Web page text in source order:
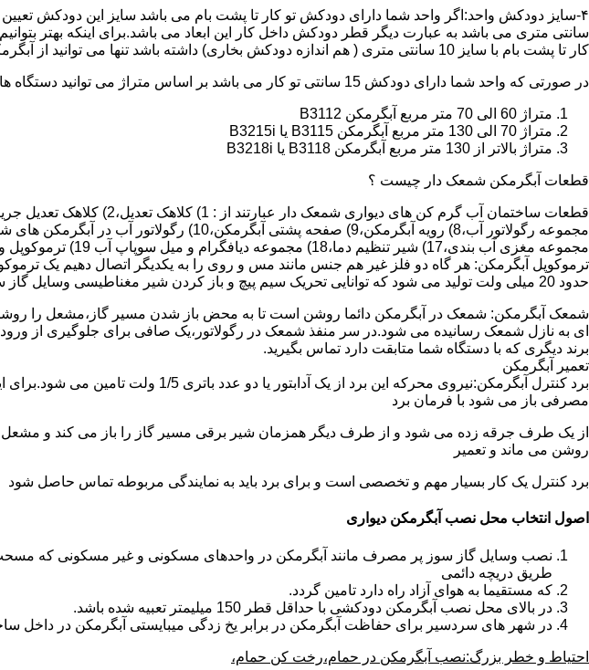
کار تا پشت بام با سایز 10 سانتی متری ( هم اندازه دودکش بخاری) داشته باشد تنها می توانید از آبگرمکن BX114 استفاده نمایید.
در صورتی که واحد شما دارای دودکش 15 سانتی تو کار می باشد بر اساس متراژ می توانید دستگاه های زیر را انتخاب نمایید:
متراژ 60 الی 70 متر مربع آبگرمکن B3112
متراژ 70 الی 130 متر مربع آبگرمکن B3115 یا B3215i
متراژ بالاتر از 130 متر مربع آبگرمکن B3118 یا B3218i
قطعات آبگرمکن شمعک دار چیست ؟
مجموعه مغزی آب بندی،17) شیر تنظیم دما،18) مجموعه دیافگرام و میل سوپاپ آب 19) ترموکوپل و … که ما برای تعمیر آبگرمکن باید به نمایندگی های مجاز همان برند تماس حاصل فرمایید.
ترموکوپل آبگرمکن: هر گاه دو فلز غیر هم جنس مانند مس و روی را به یکدیگر اتصال دهیم یک
حدود 20 میلی ولت تولید می شود که توانایی تحریک سیم پیچ و باز کردن شیر مغناطیسی وسایل گاز سوز را در مدت 20 ثانیه دارد.
شمعک آبگرمکن: شمعک در آبگرمکن دائما روشن است تا به محض باز شدن مسیر گاز،مشعل را روشن
ای به نازل شمعک رسانیده می شود.در سر منفذ شمعک در رگولاتور،یک صافی برای جلوگیری از ورود
برند دیگری که با دستگاه شما متابقت دارد تماس بگیرید.
تعمیر آبگرمکن
مصرفی باز می شود با فرمان برد
از یک طرف جرقه زده می شود و از طرف دیگر همزمان شیر برقی مسیر گاز را باز می کند و مشعل
روشن می ماند و تعمیر
برد کنترل یک کار بسیار مهم و تخصصی است و برای برد باید به نمایندگی مربوطه تماس حاصل شود
اصول انتخاب محل نصب آبگرمکن دیواری
طریق دریچه دائمی
که مستقیما به هوای آزاد راه دارد تامین گردد.
در بالای محل نصب آبگرمکن دودکشی با حداقل قطر 150 میلیمتر تعبیه شده باشد.
در شهر های سردسیر برای حفاظت آبگرمکن در برابر یخ زدگی میبایستی آبگرمکن در داخل
احتیاط و خطر بزرگ:نصب آبگرمکن در حمام،رخت کن حمام،